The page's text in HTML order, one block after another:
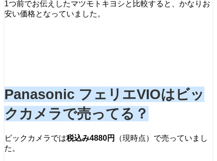
1つ前でお伝えしたマツモトキヨシと比較すると、かなりお
安い価格となっていました。
Panasonic フェリエVIOはビッ
クカメラで売ってる？
ビックカメラでは税込み4880円
（現時点）で売っていまし
た。